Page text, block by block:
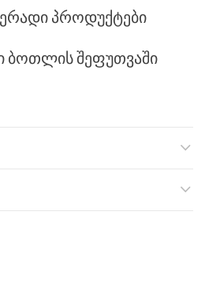
პროდუქტები
ბოთლის შეფუთვაში